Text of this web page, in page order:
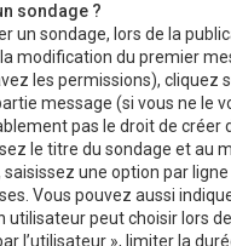
sondage ?
un sondage, lors de la
modification du premier
les permissions), cliquez
message (si vous ne le
pas le droit de créer
le titre du sondage et au
une option par ligne
Vous pouvez aussi
utilisateur peut choisir lors
l’utilisateur », limiter la